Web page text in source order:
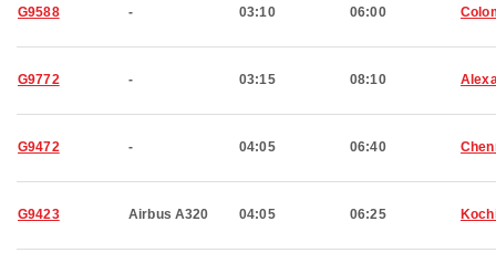
G9588 - 03:10 06:00
G9772 - 03:15 08:10
G9472 - 04:05 06:40
G9423 Airbus A320 04:05 06:25